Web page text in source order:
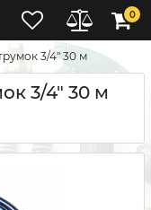
0
3/4" 30 м
3/4" 30 м